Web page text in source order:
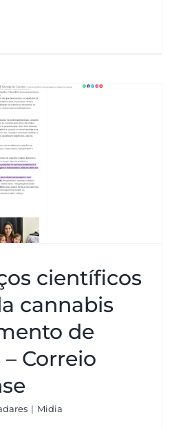
do uso da
no tratamento de
Correio Braziliense
científicos
cannabis
de
Correio
| Midia